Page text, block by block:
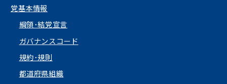
党基本情報
綱領･結党宣言
ガバナンスコード
規約･規則
都道府県組織